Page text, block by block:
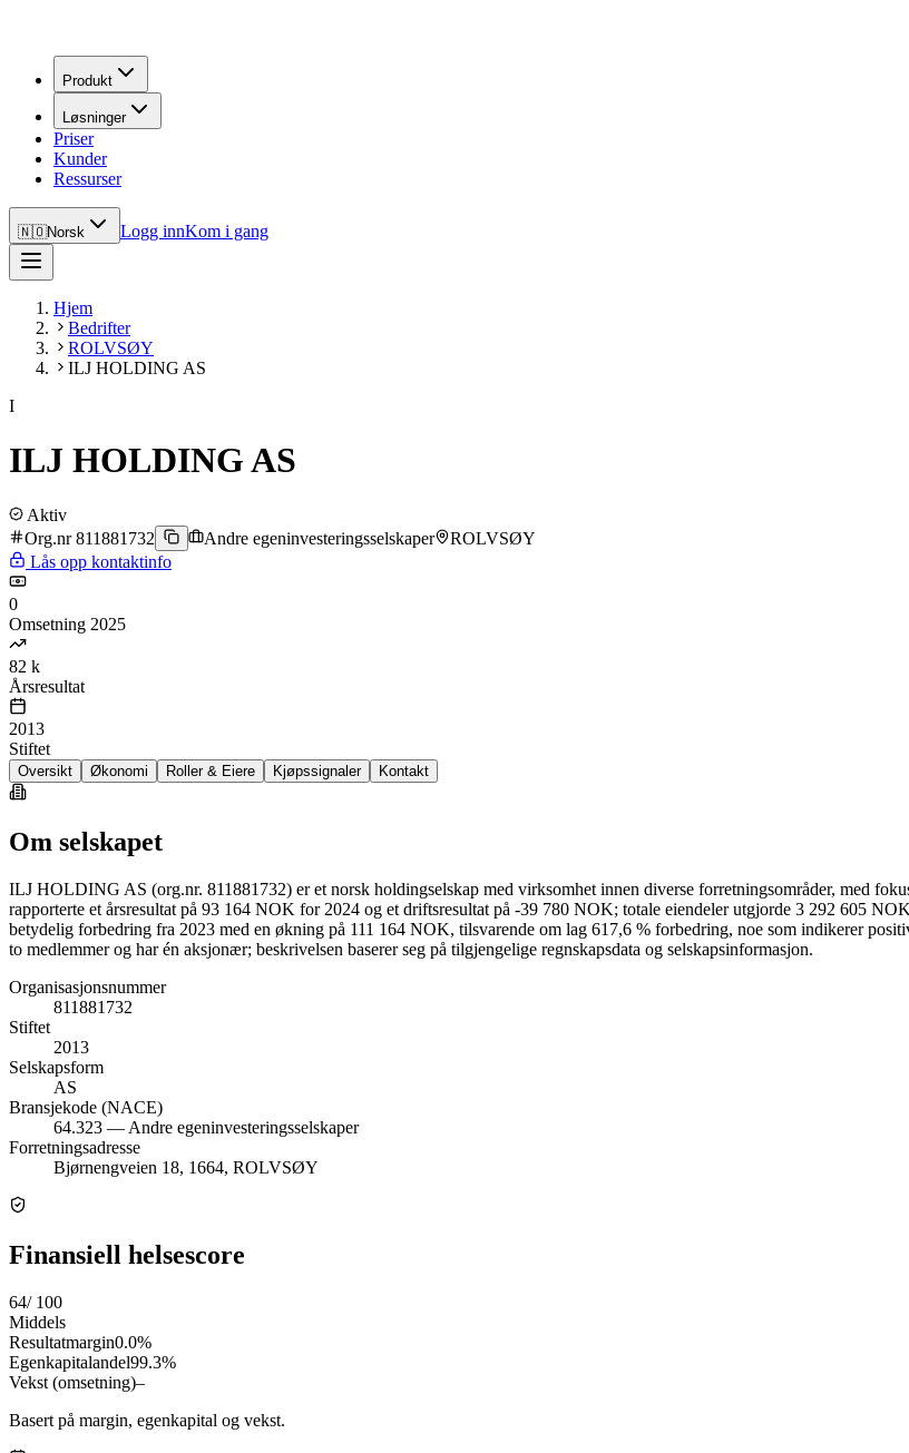
Produkt
Løsninger
Priser
Kunder
Ressurser
🇳🇴Norsk Logg innKom i gang
Hjem
Bedrifter
ROLVSØY
ILJ HOLDING AS
I
ILJ HOLDING AS
Aktiv
Org.nr 811881732
Andre egeninvesteringsselskaper
ROLVSØY
Lås opp kontaktinfo
0
Omsetning 2025
82 k
Årsresultat
2013
Stiftet
Oversikt Økonomi Roller & Eiere Kjøpssignaler Kontakt
Om selskapet
ILJ HOLDING AS (org.nr. 811881732) er et norsk holdingselskap med virksomhet innen diverse forretningsområder, med
rapporterte et årsresultat på 93 164 NOK for 2024 og et driftsresultat på -39 780 NOK; totale eiendeler utgjorde 3 292 605
betydelig forbedring fra 2023 med en økning på 111 164 NOK, tilsvarende om lag 617,6 % forbedring, noe som indikerer
to medlemmer og har én aksjonær; beskrivelsen baserer seg på tilgjengelige regnskapsdata og selskapsinformasjon.
Organisasjonsnummer
811881732
Stiftet
2013
Selskapsform
AS
Bransjekode (NACE)
64.323 — Andre egeninvesteringsselskaper
Forretningsadresse
Bjørnengveien 18, 1664, ROLVSØY
Finansiell helsescore
64/ 100
Middels
Resultatmargin0.0%
Egenkapitalandel99.3%
Vekst (omsetning)–
Basert på margin, egenkapital og vekst.